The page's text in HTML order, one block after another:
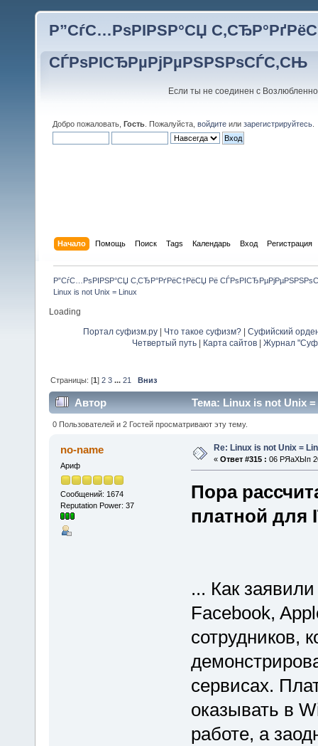
Р”СѓС…РѕРІРЅР°СЏ
СЃРѕРІСЂРµРјРµРЅРЅРѕСЃС‚СЊ
Если ты не соединен с
Добро пожаловать, Гость . Пожалуйста, войдите или зарегистрируйтесь
Начало Помощь Поиск Tags Календарь Вход Регистрация
Р”СѓС…РѕРІРЅР°СЏ С‚СЂР°РґРёС†РёСЏ Рё
Linux is not Unix = Linux
Loading
Портал суфизм.ру Что такое суфизм?
Суфийский
Четвертый путь| Карта сайтов| Журнал
Страницы: [1]2 3 ...21 Вниз
Автор Тема: Linux is not Unix
0 Пользователей и 2 Гостей просматривают эту тему.
no-name
Ариф
Сообщений: 1674
Reputation Power: 37
Re: Linux is not Unix =
« Ответ #315 : 06 РЯаХЫп
Пора
платной для
... Как
Facebook,
сотрудников,
сервисах.
оказывать в
работе, а